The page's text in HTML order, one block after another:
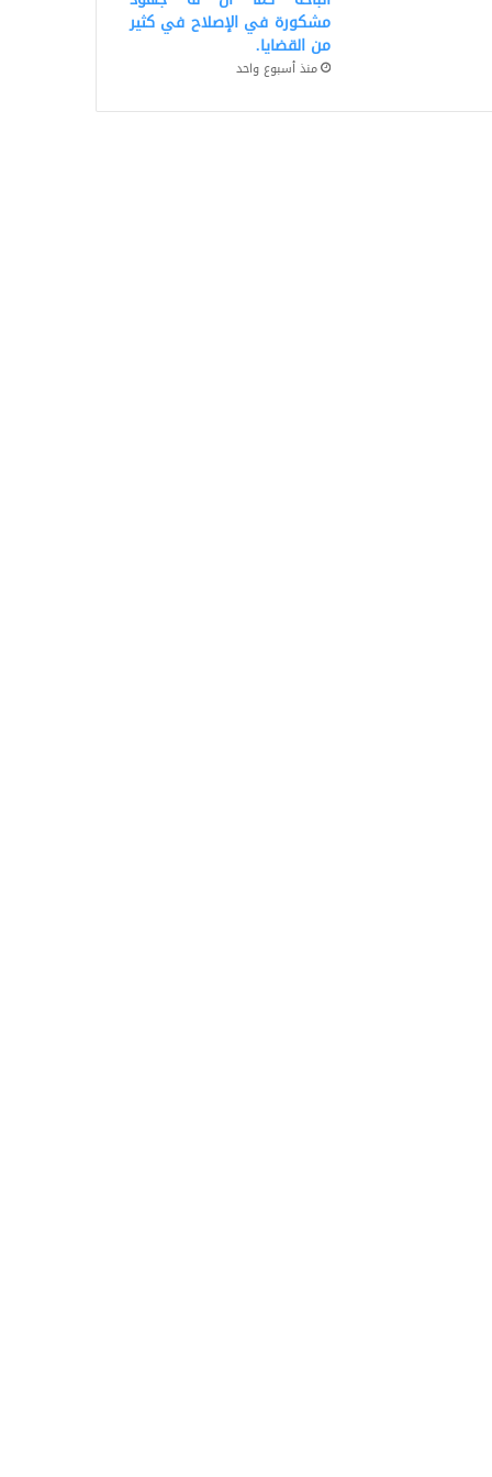
مشكورة في الإصلاح في كثير
من القضايا.
منذ أسبوع واحد